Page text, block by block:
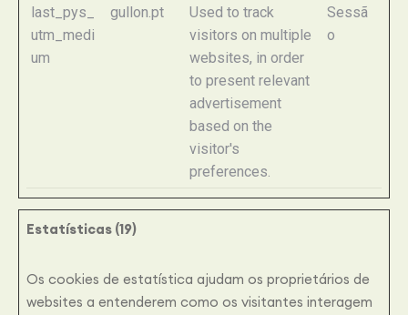
last_pys_
utm_medi
um
gullon.pt
Used to track
visitors on multiple
websites, in order
to present relevant
advertisement
based on the
visitor's
preferences.
Sessã
o
Estatísticas (19)
Os cookies de estatística ajudam os proprietários de
websites a entenderem como os visitantes interagem